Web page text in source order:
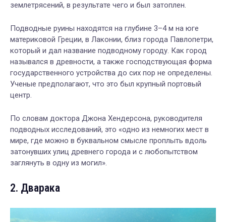
землетрясений, в результате чего и был затоплен.
Подводные руины находятся на глубине 3–4 м на юге
материковой Греции, в Лаконии, близ города Павлопетри,
который и дал название подводному городу. Как город
назывался в древности, а также господствующая форма
государственного устройства до сих пор не определены.
Ученые предполагают, что это был крупный портовый
центр.
По словам доктора Джона Хендерсона, руководителя
подводных исследований, это «одно из немногих мест в
мире, где можно в буквальном смысле проплыть вдоль
затонувших улиц древнего города и с любопытством
заглянуть в одну из могил».
2. Дварака